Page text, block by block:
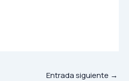
Entrada siguiente →